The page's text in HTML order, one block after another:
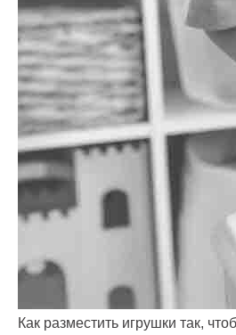
Как разместить игрушки так,